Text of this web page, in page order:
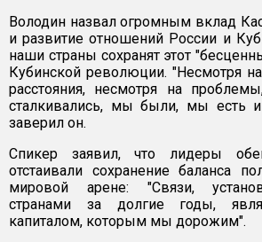
Володин назвал огромным вклад
и развитие отношений России и
наши страны сохранят этот
Кубинской революции. "Несмотря
расстояния, несмотря на
сталкивались, мы были, мы есть
заверил он.
Спикер заявил, что лидеры
отстаивали сохранение баланса
мировой арене: "Связи,
странами за долгие годы,
капиталом, которым мы дорожим".